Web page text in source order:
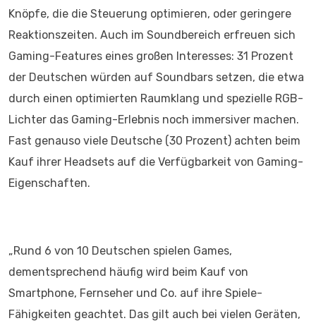
Knöpfe, die die Steuerung optimieren, oder geringere
Reaktionszeiten. Auch im Soundbereich erfreuen sich
Gaming-Features eines großen Interesses: 31 Prozent
der Deutschen würden auf Soundbars setzen, die etwa
durch einen optimierten Raumklang und spezielle RGB-
Lichter das Gaming-Erlebnis noch immersiver machen.
Fast genauso viele Deutsche (30 Prozent) achten beim
Kauf ihrer Headsets auf die Verfügbarkeit von Gaming-
Eigenschaften.
„Rund 6 von 10 Deutschen spielen Games,
dementsprechend häufig wird beim Kauf von
Smartphone, Fernseher und Co. auf ihre Spiele-
Fähigkeiten geachtet. Das gilt auch bei vielen Geräten,